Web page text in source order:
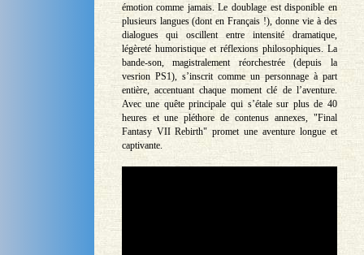
émotion comme jamais. Le doublage est disponible en
plusieurs langues (dont en Français !), donne vie à des
dialogues qui oscillent entre intensité dramatique,
légèreté humoristique et réflexions philosophiques. La
bande-son, magistralement réorchestrée (depuis la
vesrion PS1), s’inscrit comme un personnage à part
entière, accentuant chaque moment clé de l’aventure.
Avec une quête principale qui s’étale sur plus de 40
heures et une pléthore de contenus annexes, "Final
Fantasy VII Rebirth" promet une aventure longue et
captivante.